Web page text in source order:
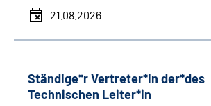
21.08.2026
Ständige*r Vertreter*in der*des
Technischen Leiter*in